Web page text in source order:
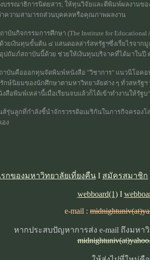
บรรณาธิการนิตยสาร, ให้ทุนวิจัยและตีพิมพ์ผลงานข
าความสามารถส่วนบุคคลหรือคุณภาพผลงาน
บันกิจกรรมการศึกษา (The Institute for Educational
วยเงินทุนขั้นต้น ๔ แสนดอลล่าร์สหรัฐฯซึ่งเรี่ยไรจา
ถัมภ์สถาบันนี้ด้วย ช่วยให้เงินทุนบริจาคที่ได้มาในปี
าบันคือออกทุนจัดพิมพ์หนังสือ "วิชาการ" แนวนีโอคอ
ษ์นิยมของนักศึกษาตามหาวิทยาลัยต่าง ๆ ทั่วสหรัฐ
งสือพิมพ์เหล่านี้เมื่อเรียนจบแล้วก็ได้เข้าทำงานให้รัฐ
รุ่นลูกที่กำลังชี้นำจักรวรรดิอเมริกันในภารกิจครองโ
อง
กของมหาวิทยาลัยเที่ยงคืน I สมัครสมาชิก
webboard(1) I
e-mail :
หากประสบปัญหาการส่ง e-mail ถึงมหา